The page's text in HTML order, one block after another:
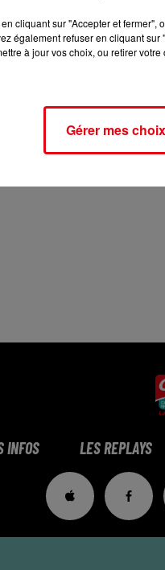
INFOS LES REPLAYS
cliquant sur "Accepter et
également refuser en cliquant
à jour vos choix, ou retirer
Gérer mes choix